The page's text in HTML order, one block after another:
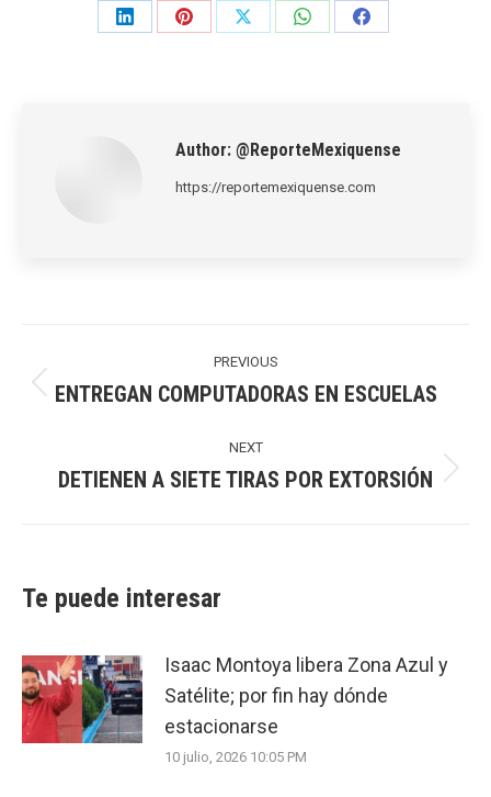
Share
Share
Share
Share
Share
Author: @ReporteMexiquense
https://reportemexiquense.com
navigation
PREVIOUS
Previous
ENTREGAN COMPUTADORAS EN ESCUELAS
NEXT
Next
DETIENEN A SIETE TIRAS POR EXTORSIÓN
Te puede interesar
Isaac Montoya libera Zona Azul y
Satélite; por fin hay dónde
estacionarse
10 julio, 2026 10:05 PM